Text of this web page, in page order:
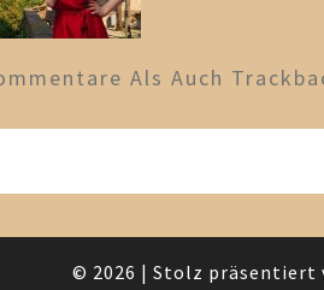
Als Auch
© 2026 | Stolz präsentiert